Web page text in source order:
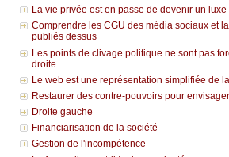
La vie privée est en passe de devenir un
Comprendre les CGU des média sociaux et
publiés dessus
Les points de clivage politique ne sont pas
droite
Le web est une représentation simplifiée de
Restaurer des contre-pouvoirs pour
Droite gauche
Financiarisation de la société
Gestion de l'incompétence